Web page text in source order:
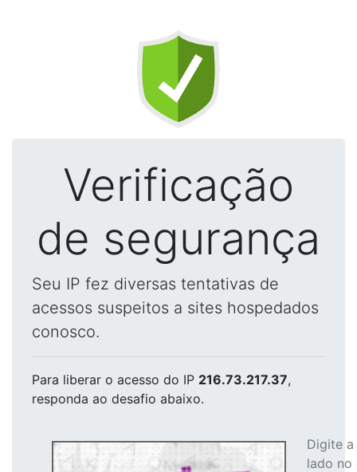
Verificação
de segurança
Seu IP fez diversas tentativas de
acessos suspeitos a sites hospedados
conosco.
Para liberar o acesso do IP 216.73.217.37,
responda ao desafio abaixo.
Digite
lado no